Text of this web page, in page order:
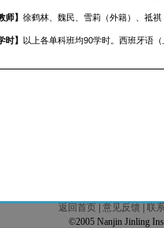
师】徐鹤林、魏民、雪莉（外籍）、祗
时】 以上各单科班均90学时。西班牙语
返回首页 意见反馈
联
©2005 Nanjin Jinling